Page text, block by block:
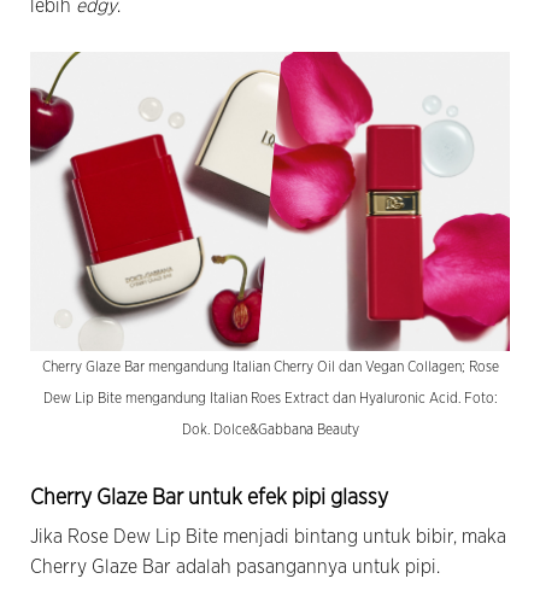
lebih edgy.
Cherry Glaze Bar mengandung Italian Cherry Oil dan Vegan Collagen; Rose
Dew Lip Bite mengandung Italian Roes Extract dan Hyaluronic Acid. Foto:
Dok. Dolce&Gabbana Beauty
Cherry Glaze Bar untuk efek pipi glassy
Jika Rose Dew Lip Bite menjadi bintang untuk bibir, maka
Cherry Glaze Bar adalah pasangannya untuk pipi.